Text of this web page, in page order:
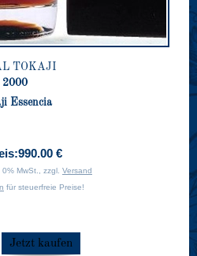
TOKAJI
2000
Essencia
990.00 €
MwSt., zzgl. Versand
für steuerfreie Preise!